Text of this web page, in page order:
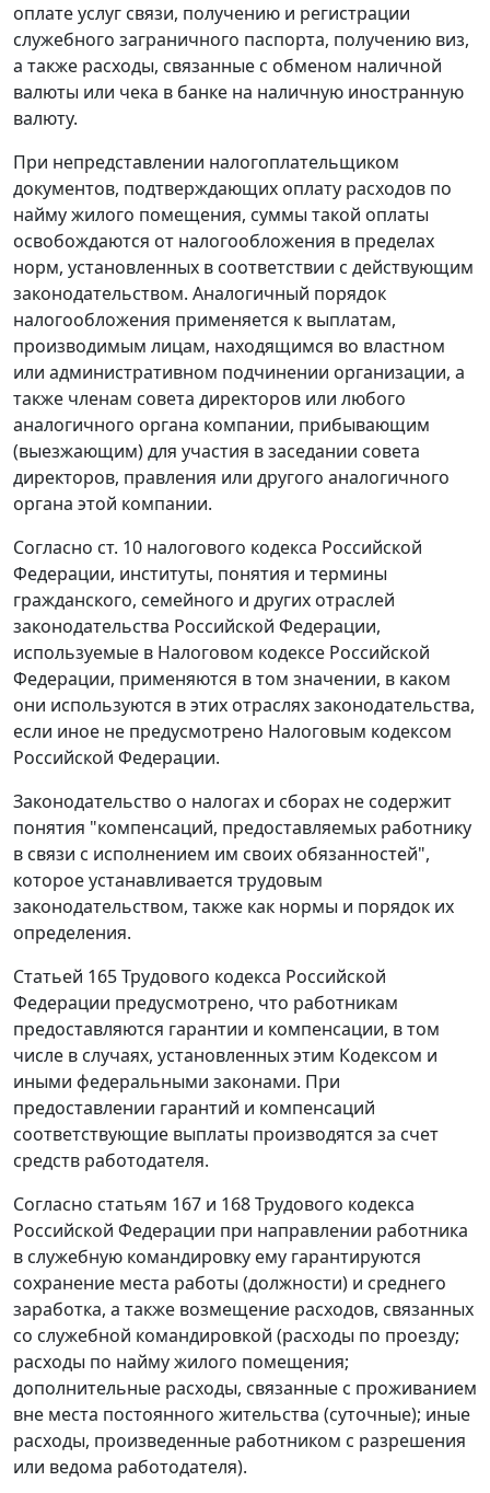
оплате услуг связи, получению и регистрации
служебного заграничного паспорта, получению виз,
а также расходы, связанные с обменом наличной
валюты или чека в банке на наличную иностранную
валюту.
При непредставлении налогоплательщиком
документов, подтверждающих оплату расходов по
найму жилого помещения, суммы такой оплаты
освобождаются от налогообложения в пределах
норм, установленных в соответствии с действующим
законодательством. Аналогичный порядок
налогообложения применяется к выплатам,
производимым лицам, находящимся во властном
или административном подчинении организации, а
также членам совета директоров или любого
аналогичного органа компании, прибывающим
(выезжающим) для участия в заседании совета
директоров, правления или другого аналогичного
органа этой компании.
Согласно ст. 10 налогового кодекса Российской
Федерации, институты, понятия и термины
гражданского, семейного и других отраслей
законодательства Российской Федерации,
используемые в Налоговом кодексе Российской
Федерации, применяются в том значении, в каком
они используются в этих отраслях законодательства,
если иное не предусмотрено Налоговым кодексом
Российской Федерации.
Законодательство о налогах и сборах не содержит
понятия "компенсаций, предоставляемых работнику
в связи с исполнением им своих обязанностей",
которое устанавливается трудовым
законодательством, также как нормы и порядок их
определения.
Статьей 165Трудового кодекса Российской
Федерации предусмотрено, что работникам
предоставляются гарантии и компенсации, в том
числе в случаях, установленных этим Кодексом и
иными федеральными законами. При
предоставлении гарантий и компенсаций
соответствующие выплаты производятся за счет
средств работодателя.
Согласно статьям 167 и 168Трудового кодекса
Российской Федерации при направлении работника
в служебную командировку ему гарантируются
сохранение места работы (должности) и среднего
заработка, а также возмещение расходов, связанных
со служебной командировкой (расходы по проезду;
расходы по найму жилого помещения;
дополнительные расходы, связанные с проживанием
вне места постоянного жительства (суточные); иные
расходы, произведенные работником с разрешения
или ведома работодателя).